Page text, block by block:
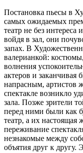
Постановка пьесы в
самых ожидаемых
театр не без интереса
войдя в зал, они
запах. В
валерианкой:
волнения
актеров и заканчивая
напрасным, артистов
спектакле возникло
зала. Позже зрители
перед ними были как
театр, а их настоящая
переживание
незнакомые между
объятия друг к другу.